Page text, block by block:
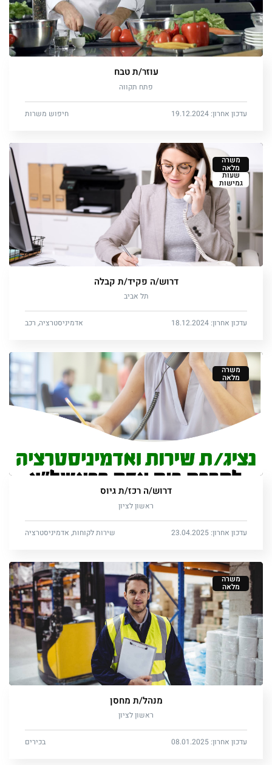
עוזר/ת טבח
פתח תקווה
עדכון אחרון: 19.12.2024 חיפוש משרות
משרה
מלאה
שעות
גמישות
דרוש/ה פקיד/ת קבלה
תל אביב
עדכון אחרון: 18.12.2024 אדמיניסטרציה, רכב
משרה
מלאה
דרוש/ה רכז/ת גיוס
ראשון לציון
עדכון אחרון: 23.04.2025 שירות לקוחות, אדמיניסטרציה
משרה
מלאה
מנהל/ת מחסן
ראשון לציון
עדכון אחרון: 08.01.2025 בכירים